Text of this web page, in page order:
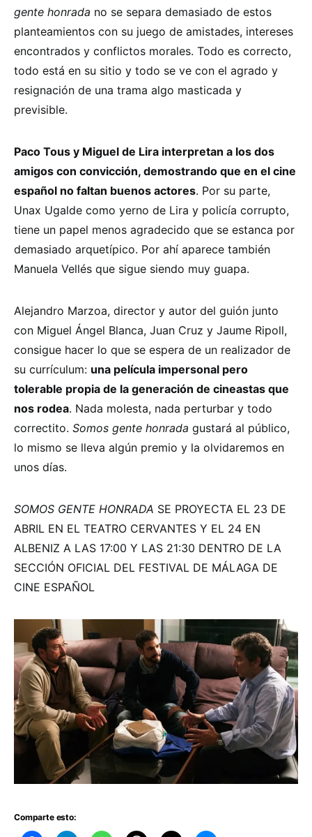
gente honrada no se separa demasiado de estos
planteamientos con su juego de amistades, intereses
encontrados y conflictos morales. Todo es correcto,
todo está en su sitio y todo se ve con el agrado y
resignación de una trama algo masticada y
previsible.
Paco Tous y Miguel de Lira interpretan a los dos
amigos con convicción, demostrando que en el cine
español no faltan buenos actores. Por su parte,
Unax Ugalde como yerno de Lira y policía corrupto,
tiene un papel menos agradecido que se estanca por
demasiado arquetípico. Por ahí aparece también
Manuela Vellés que sigue siendo muy guapa.
Alejandro Marzoa, director y autor del guión junto
con Miguel Ángel Blanca, Juan Cruz y Jaume Ripoll,
consigue hacer lo que se espera de un realizador de
su currículum: una película impersonal pero
tolerable propia de la generación de cineastas que
nos rodea. Nada molesta, nada perturbar y todo
correctito. Somos gente honrada gustará al público,
lo mismo se lleva algún premio y la olvidaremos en
unos días.
SOMOS GENTE HONRADA SE PROYECTA EL 23 DE
ABRIL EN EL TEATRO CERVANTES Y EL 24 EN
ALBENIZ A LAS 17:00 Y LAS 21:30 DENTRO DE LA
SECCIÓN OFICIAL DEL FESTIVAL DE MÁLAGA DE
CINE ESPAÑOL
Comparte esto: